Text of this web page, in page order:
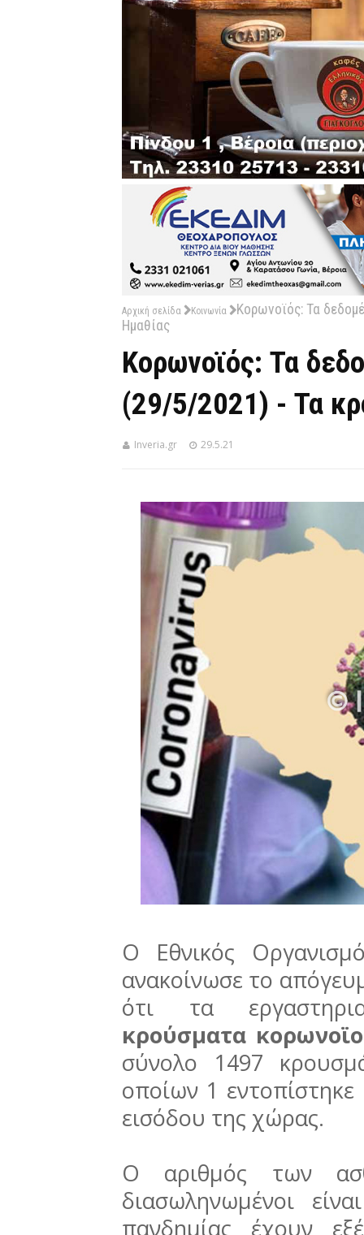
Αρχική σελίδα Κοινωνία
Κορωνοϊός: Τα
Ημαθίας
Κορωνοϊός: Τα
(29/5/2021) - Τα
Inveria.gr 29.5.21
Ο Εθνικός
ανακοίνωσε το
ότι τα
κρούσματα
σύνολο 1497
οποίων 1
εισόδου της χώρας.
Ο αριθμός των
διασωληνωμένοι
πανδημίας έχουν